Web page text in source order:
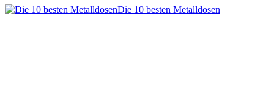
Die 10 besten Metalldosen